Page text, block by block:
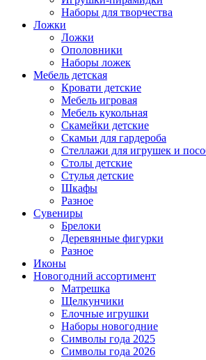
Наборы для творчества
Ложки
Ложки
Ополовники
Наборы ложек
Мебель детская
Кровати детские
Мебель игровая
Мебель кукольная
Скамейки детские
Скамьи для гардероба
Стеллажи для игрушек и
Столы детские
Стулья детские
Шкафы
Разное
Сувениры
Брелоки
Деревянные фигурки
Разное
Иконы
Новогодний ассортимент
Матрешка
Щелкунчики
Елочные игрушки
Наборы новогодние
Символы года 2025
Символы года 2026